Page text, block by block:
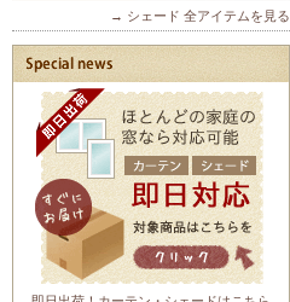
→ シェード 全アイテムを見る